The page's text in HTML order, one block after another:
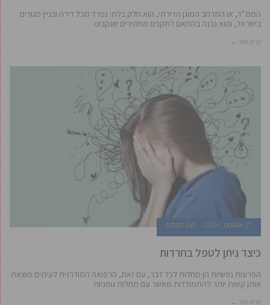
הממ”ד, או המרחב המוגן הדירתי, הוא חלק בלתי נפרד מכל דירה ובניין מגורים
בישראל, והוא נבנה בהתאם לתקנים מחמירים שנקבעו
קרא עוד ←
27 אוגוסט, 2024 תוכן מקודם
כיצד ניתן לטפל בחרדות
הפרעות נפשיות הן מחלות לכל דבר, עם זאת, הרפואה המודרנית לעיתים מוצאת
אותן קשות יותר להתמודדות מאשר עם מחלות גופניות
קרא עוד ←